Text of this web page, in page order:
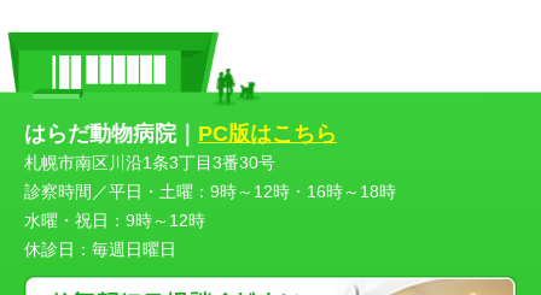
はらだ動物病院｜ PC版はこちら
札幌市南区川沿1条3丁目3番30号
診察時間／平日・土曜：9時～12時・16時～18時
水曜・祝日：9時～12時
休診日：毎週日曜日